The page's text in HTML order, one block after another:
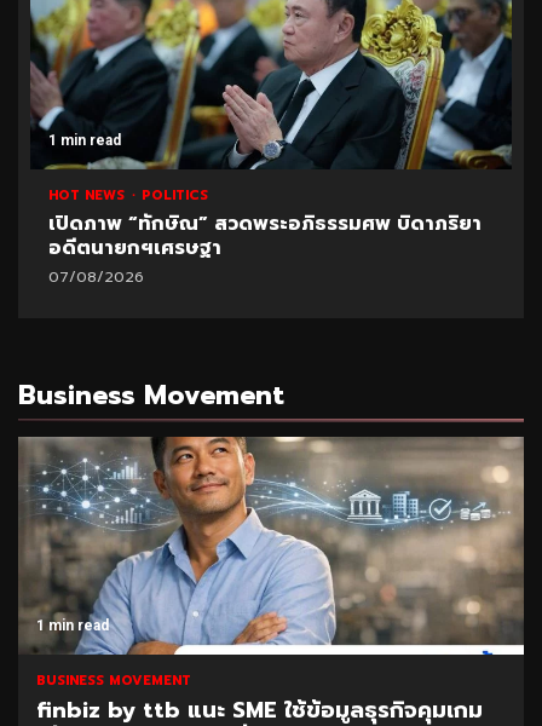
1 min read
HOT NEWS POLITICS
เปิดภาพ “ทักษิณ” สวดพระอภิธรรมศพ บิดาภริยา
อดีตนายกฯเศรษฐา
07/08/2026
Business Movement
1 min read
BUSINESS MOVEMENT
finbiz by ttb แนะ SME ใช้ข้อมูลธุรกิจคุมเกม